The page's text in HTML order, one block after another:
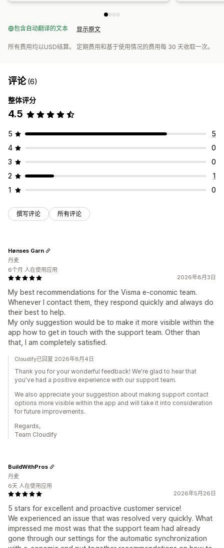
包含自动翻译的文本 显示原文
所有费用均以USD结算。 定期费用和基于使用情况的费用每 30 天收取一次。
评论(6)
整体评分
4.5
5
5
4
0
3
0
2
1
1
0
撰写评论 所有评论
2026年8月3日
My best recommendations for the Visma e-conomic team.
Whenever I contact them, they respond quickly and always do
their best to help.
My only suggestion would be to make it more visible within the
app how to get in touch with the support team. Other than
that, I am completely satisfied.
Hønses Garn
丹麦
6个月 人在使用应用
Cloudify已回复 2026年8月4日
Thank you for your wonderful feedback! We're glad to hear that
you've had a positive experience with our support team.
We also appreciate your suggestion about making support contact
options more visible within the app and will take it into consideration
for future improvements.
Regards,
Team Cloudify
2026年5月26日
5 stars for excellent and proactive customer service!
We experienced an issue that was resolved very quickly. What
impressed me most was that the support team had already
gone through our settings for the automatic synchronization
BuildWithPros
丹麦
6天 人在使用应用